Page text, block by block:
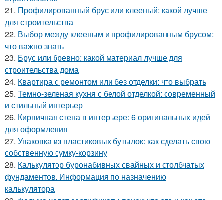
21. Профилированный брус или клееный: какой лучше
для строительства
22. Выбор между клееным и профилированным брусом:
что важно знать
23. Брус или бревно: какой материал лучше для
строительства дома
24. Квартира с ремонтом или без отделки: что выбрать
25. Темно-зеленая кухня с белой отделкой: современный
и стильный интерьер
26. Кирпичная стена в интерьере: 6 оригинальных идей
для оформления
27. Упаковка из пластиковых бутылок: как сделать свою
собственную сумку-корзину
28. Калькулятор буронабивных свайных и столбчатых
фундаментов. Информация по назначению
калькулятора